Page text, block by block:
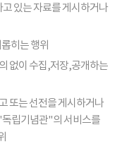
있는 자료를 게시하거나
히는 행위
없이 수집,저장,공개하는
또는 선전을 게시하거나
립기념관"의 서비스를